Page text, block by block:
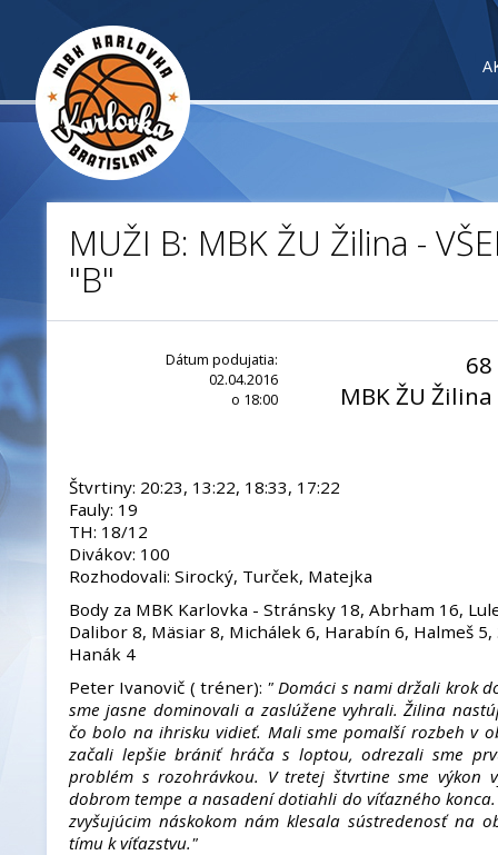
MUŽI B: MBK ŽU Žilina -
"B"
Dátum podujatia:
02.04.2016
o 18:00
68
MBK ŽU Žilina
Štvrtiny: 20:23, 13:22, 18:33, 17:22
Fauly: 19
TH: 18/12
Divákov: 100
Rozhodovali: Sirocký, Turček, Matejka
Body za MBK Karlovka - Stránsky 18, Abrham 16,
Dalibor 8, Mäsiar 8, Michálek 6, Harabín 6, Halmeš
Hanák 4
Peter Ivanovič ( tréner): " Domáci s nami držali krok
sme jasne dominovali a zaslúžene vyhrali. Žilina
čo bolo na ihrisku vidieť. Mali sme pomalší rozbeh v
začali lepšie brániť hráča s loptou, odrezali sme
problém s rozohrávkou. V tretej štvrtine sme výkon
dobrom tempe a nasadení dotiahli do víťazného
zvyšujúcim náskokom nám klesala sústredenosť na
tímu k víťazstvu."